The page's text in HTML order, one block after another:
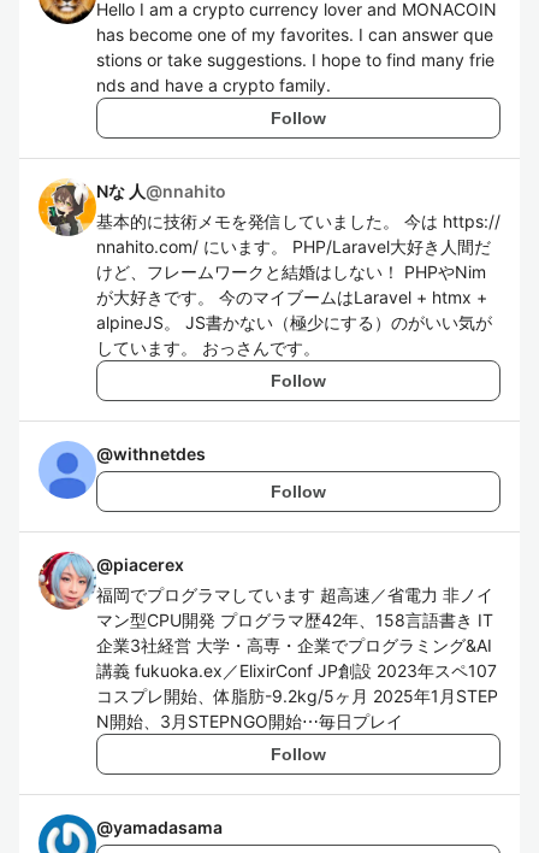
Hello I am a crypto currency lover and MONACOIN
has become one of my favorites. I can answer que
stions or take suggestions. I hope to find many frie
nds and have a crypto family.
Follow
Nな 人@nnahito
基本的に技術メモを発信していました。 今は https://
nnahito.com/ にいます。 PHP/Laravel大好き人間だ
けど、フレームワークと結婚はしない！ PHPやNim
が大好きです。 今のマイブームはLaravel + htmx +
alpineJS。 JS書かない（極少にする）のがいい気が
しています。 おっさんです。
Follow
@withnetdes
Follow
@piacerex
福岡でプログラマしています 超高速／省電力 非ノイ
マン型CPU開発 プログラマ歴42年、158言語書き IT
企業3社経営 大学・高専・企業でプログラミング&AI
講義 fukuoka.ex／ElixirConf JP創設 2023年スペ107
コスプレ開始、体脂肪-9.2kg/5ヶ月 2025年1月STEP
N開始、3月STEPNGO開始⋯毎日プレイ
Follow
@yamadasama